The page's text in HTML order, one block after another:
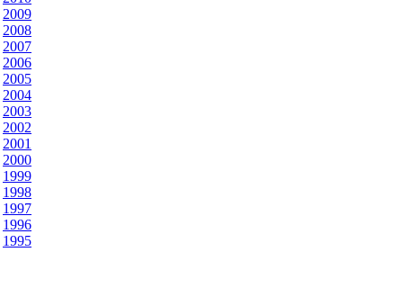
2009
2008
2007
2006
2005
2004
2003
2002
2001
2000
1999
1998
1997
1996
1995